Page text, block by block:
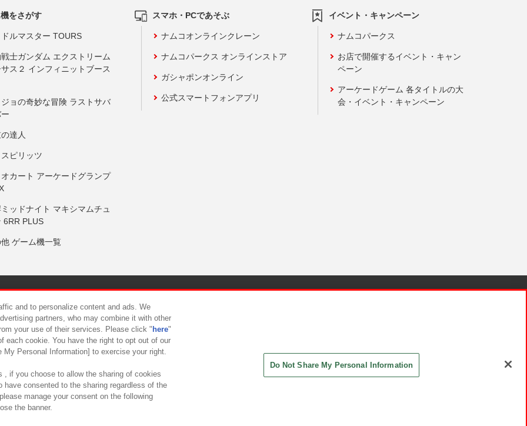
をさがす
ルマスター TOURS
士ガンダム エクストリーム
ス２ インフィニットブース
ョの奇妙な冒険 ラストサバ
達人
ピリッツ
カート アーケードグランプ
ッドナイト マキシマムチュ
6RR PLUS
ゲーム機一覧
スマホ・PCであそぶ
ナムコオンラインクレーン
ナムコパークス オンラインストア
ガシャポンオンライン
公式スマートフォンアプリ
イベント・キャンペーン
ナムコパークス
お店で開催するイベント・キャン
ペーン
アーケードゲーム 各タイトルの大
会・イベント・キャンペーン
について カスタマーハラスメント対応方針
and to personalize content and ads. We
partners, who may combine it with other
your use of their services. Please click " here"
each cookie. You have the right to opt out of our
Personal Information] to exercise your right.
, if you choose to allow the sharing of cookies
have consented to the sharing regardless of the
manage your consent on the following
the banner.
Do Not Share My Personal Information